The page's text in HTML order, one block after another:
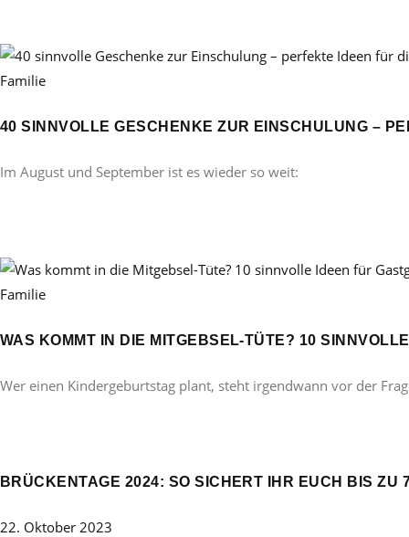
Familie
40 SINNVOLLE GESCHENKE ZUR EINSCHULUNG –
Im August und September ist es wieder so weit:
Familie
WAS KOMMT IN DIE MITGEBSEL-TÜTE? 10
Wer einen Kindergeburtstag plant, steht irgendwann vor der
BRÜCKENTAGE 2024: SO SICHERT IHR EUCH BIS ZU
22. Oktober 2023